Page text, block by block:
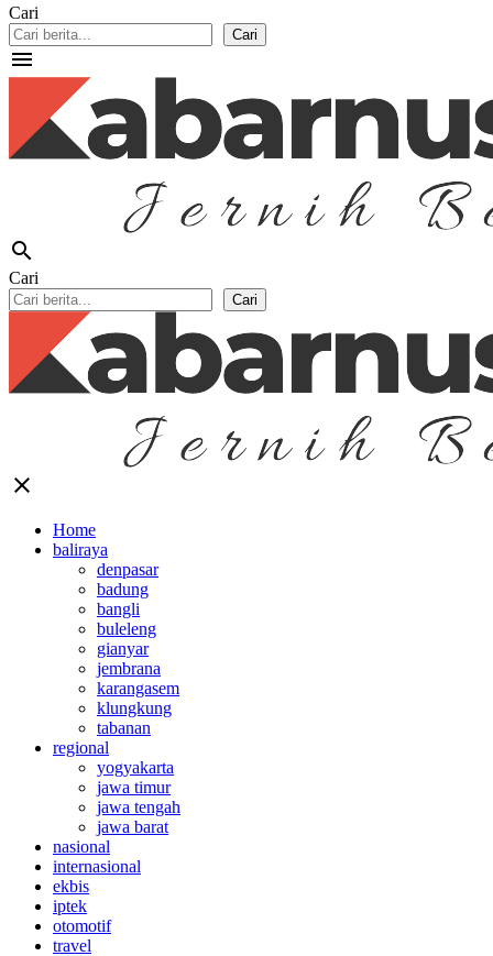
Cari
Cari
menu
search
Cari
Cari
close
Home
baliraya
denpasar
badung
bangli
buleleng
gianyar
jembrana
karangasem
klungkung
tabanan
regional
yogyakarta
jawa timur
jawa tengah
jawa barat
nasional
internasional
ekbis
iptek
otomotif
travel